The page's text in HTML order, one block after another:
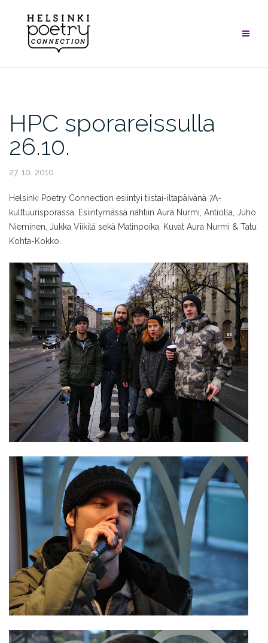
content
HPC sporareissulla
26.10.
27. 10. 2010
Helsinki Poetry Connection esiintyi tiistai-iltapäivänä 7A-
kulttuurisporassa. Esiintymässä nähtiin Aura Nurmi, Antiolla, Juho
Nieminen, Jukka Viikilä sekä Matinpoika. Kuvat Aura Nurmi & Tatu
Kohta-Kokko.